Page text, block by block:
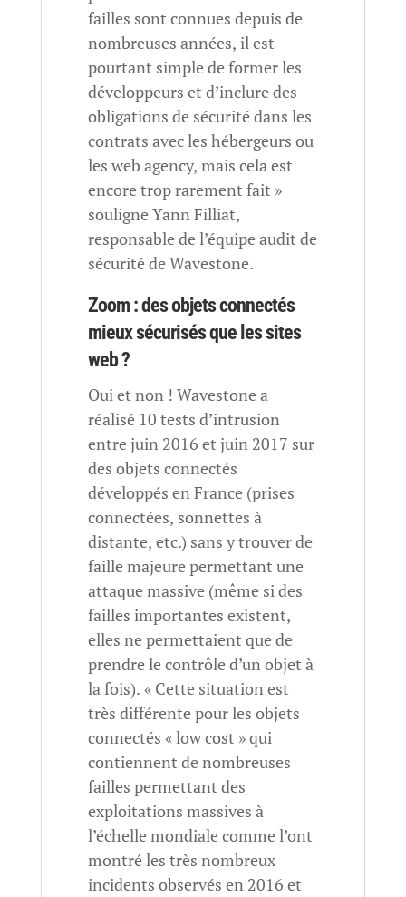
failles sont connues depuis de
nombreuses années, il est
pourtant simple de former les
développeurs et d’inclure des
obligations de sécurité dans les
contrats avec les hébergeurs ou
les web agency, mais cela est
encore trop rarement fait »
souligne Yann Filliat,
responsable de l’équipe audit de
sécurité de Wavestone.
Zoom : des objets connectés
mieux sécurisés que les sites
web ?
Oui et non ! Wavestone a
réalisé 10 tests d’intrusion
entre juin 2016 et juin 2017 sur
des objets connectés
développés en France (prises
connectées, sonnettes à
distante, etc.) sans y trouver de
faille majeure permettant une
attaque massive (même si des
failles importantes existent,
elles ne permettaient que de
prendre le contrôle d’un objet à
la fois). « Cette situation est
très différente pour les objets
connectés « low cost » qui
contiennent de nombreuses
failles permettant des
exploitations massives à
l’échelle mondiale comme l’ont
montré les très nombreux
incidents observés en 2016 et